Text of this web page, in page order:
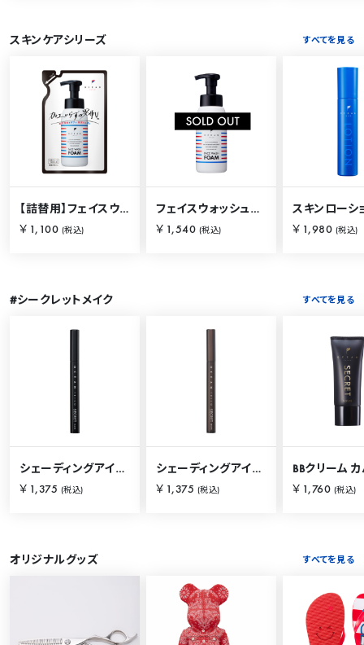
スキンケアシリーズ すべてを見る
【詰替用】フェイスウォッシュフォーム 230ml
￥1,100 (税込)
フェイスウォッシュフォーム 250ml
￥1,540 (税込) ￥1,980 (税込)
#シークレットメイク すべてを見る
シェーディングアイライナー ブラック
￥1,375 (税込)
シェーディングアイライナー ブラウン
￥1,375 (税込) ￥1,760 (税込)
オリジナルグッズ すべてを見る